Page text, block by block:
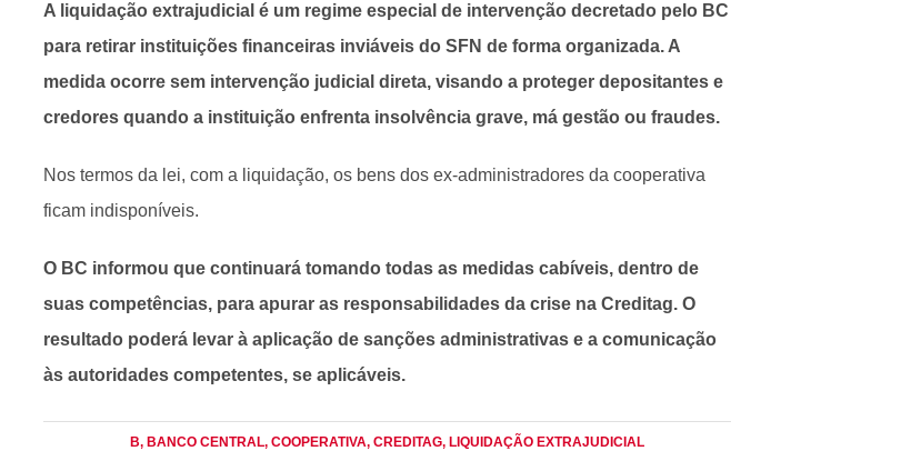
A liquidação extrajudicial é um regime especial de intervenção decretado pelo BC
para retirar instituições financeiras inviáveis do SFN de forma organizada. A
medida ocorre sem intervenção judicial direta, visando a proteger depositantes e
credores quando a instituição enfrenta insolvência grave, má gestão ou fraudes.
Nos termos da lei, com a liquidação, os bens dos ex-administradores da cooperativa
ficam indisponíveis.
O BC informou que continuará tomando todas as medidas cabíveis, dentro de
suas competências, para apurar as responsabilidades da crise na Creditag. O
resultado poderá levar à aplicação de sanções administrativas e a comunicação
às autoridades competentes, se aplicáveis.
B, BANCO CENTRAL, COOPERATIVA, CREDITAG, LIQUIDAÇÃO EXTRAJUDICIAL